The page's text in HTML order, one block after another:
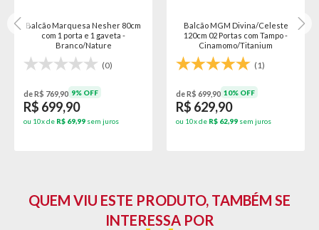
Balcão Marquesa Nesher 80cm
com 1 porta e 1 gaveta -
Branco/Nature
(0)
de R$ 769,90 9% OFF
R$ 699,90
ou 10x de R$ 69,99 sem juros
Balcão MGM Divina/Celeste
120cm 02 Portas com Tampo -
Cinamomo/Titanium
(1)
de R$ 699,90 10% OFF
R$ 629,90
ou 10x de R$ 62,99 sem juros
QUEM VIU ESTE PRODUTO, TAMBÉM SE
INTERESSA POR